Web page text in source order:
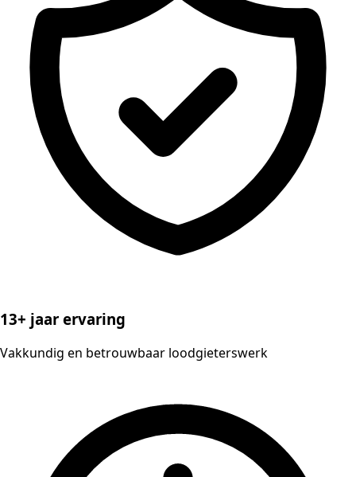
13+ jaar ervaring
Vakkundig en betrouwbaar loodgieterswerk